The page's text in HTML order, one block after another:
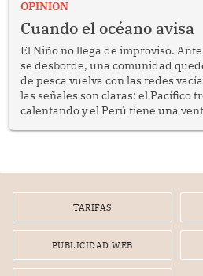
OPINION
Cuando el océano avisa
El Niño no llega de improviso.
se desborde, una comunidad
de pesca vuelva con las redes
las señales son claras: el Pacífico
calentando y el Perú tiene una
TARIFAS
PUBLICIDAD WEB